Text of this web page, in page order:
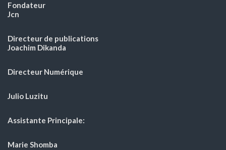
Fondateur
Jcn
Directeur de publications
Joachim Dikanda
Directeur Numérique
Julio Luzitu
Assistante Principale:
Marie Shomba